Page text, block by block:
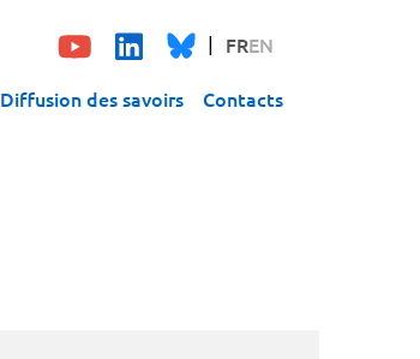
FREN
Diffusion des savoirs Contacts